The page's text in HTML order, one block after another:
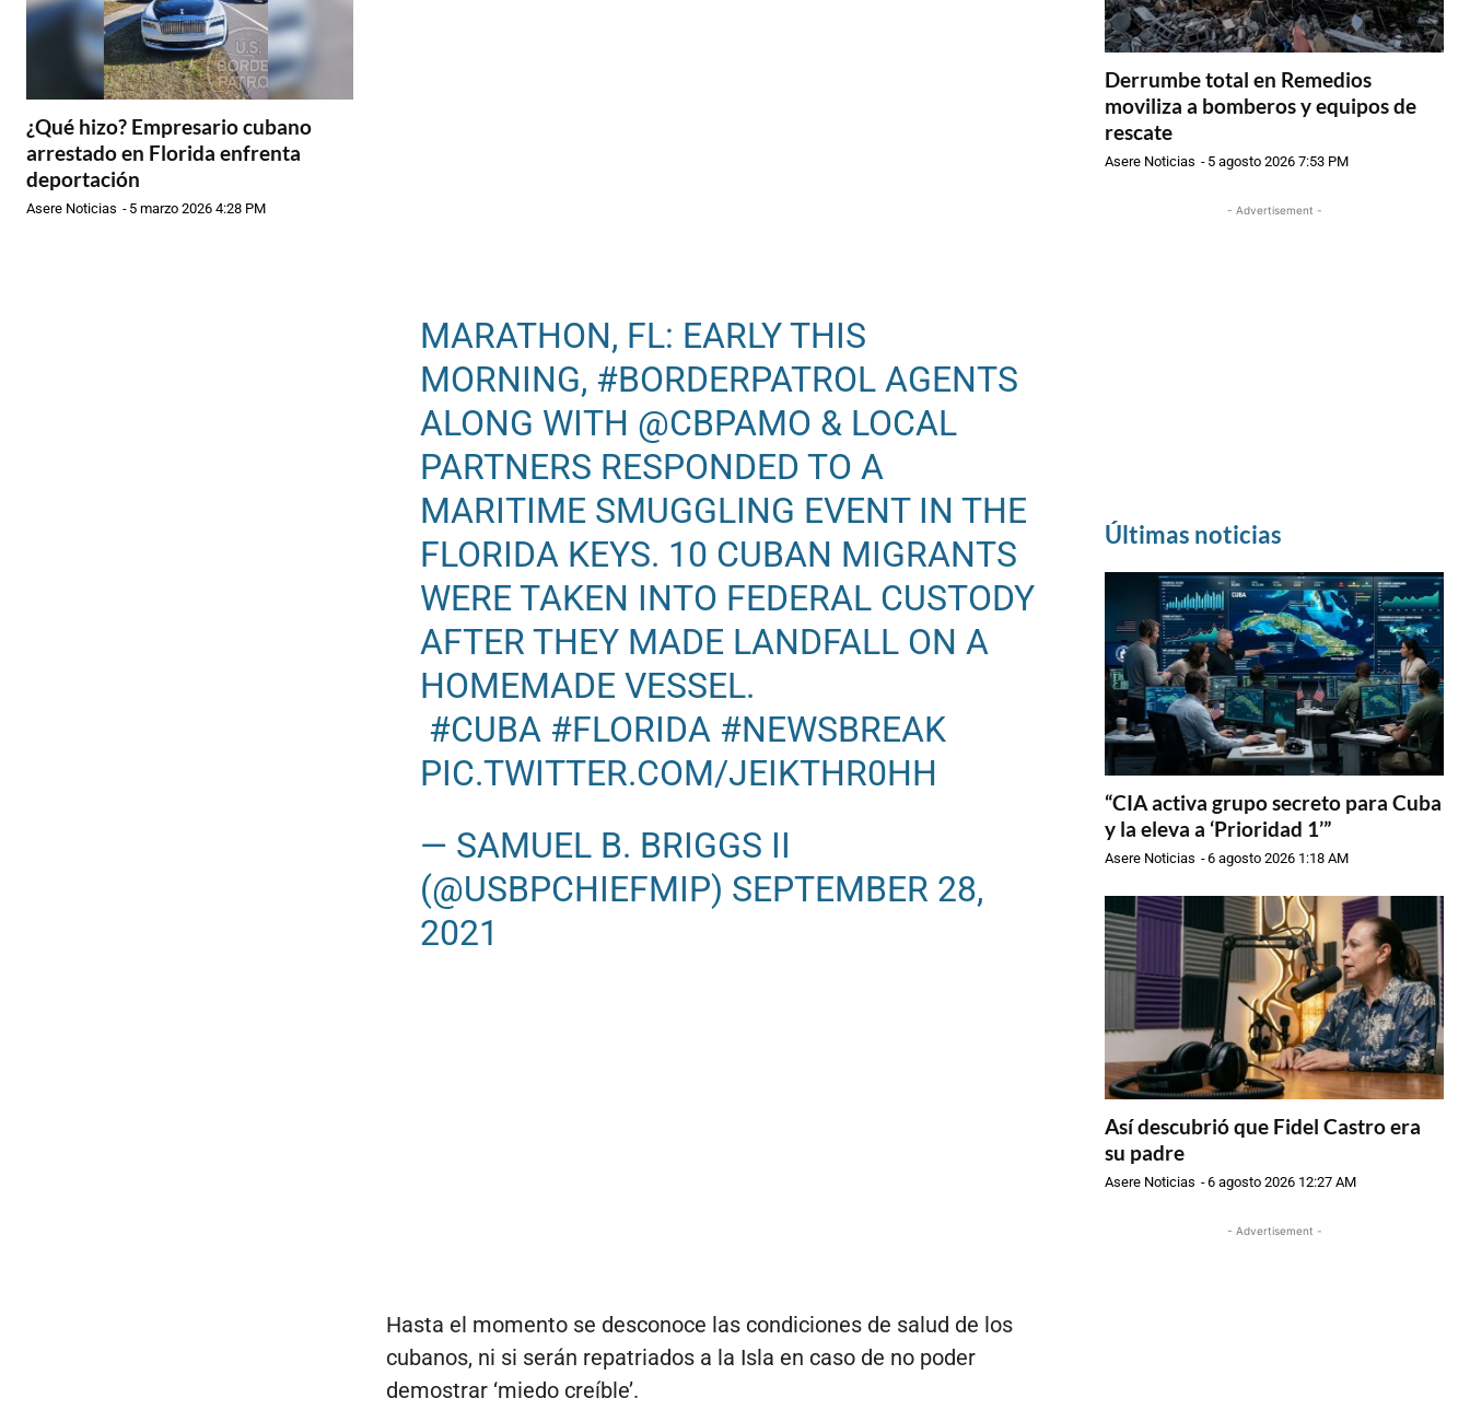
¿Qué hizo? Empresario cubano
arrestado en Florida enfrenta
deportación
Asere Noticias - 5 marzo 2026 4:28 PM
MARATHON, FL: EARLY THIS
MORNING, #BORDERPATROL AGENTS
ALONG WITH @CBPAMO & LOCAL
PARTNERS RESPONDED TO A
MARITIME SMUGGLING EVENT IN THE
FLORIDA KEYS. 10 CUBAN MIGRANTS
WERE TAKEN INTO FEDERAL CUSTODY
AFTER THEY MADE LANDFALL ON A
HOMEMADE VESSEL.
#CUBA #FLORIDA #NEWSBREAK
PIC.TWITTER.COM/JEIKTHR0HH
— SAMUEL B. BRIGGS II
(@USBPCHIEFMIP) SEPTEMBER 28,
2021
Hasta el momento se desconoce las condiciones de salud de los
cubanos, ni si serán repatriados a la Isla en caso de no poder
demostrar ‘miedo creíble’.
Derrumbe total en Remedios
moviliza a bomberos y equipos de
rescate
Asere Noticias - 5 agosto 2026 7:53 PM
- Advertisement -
Últimas noticias
“CIA activa grupo secreto para Cuba
y la eleva a ‘Prioridad 1’”
Asere Noticias -6 agosto 2026 1:18 AM
Así descubrió que Fidel Castro era
su padre
Asere Noticias -6 agosto 2026 12:27 AM
- Advertisement -